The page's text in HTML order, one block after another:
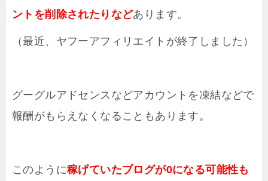
ントを削除されたりなどあります。
（最近、ヤフーアフィリエイトが終了しました）
グーグルアドセンスなどアカウントを凍結などで
報酬がもらえなくなることもあります。
このように稼げていたブログが0になる可能性も